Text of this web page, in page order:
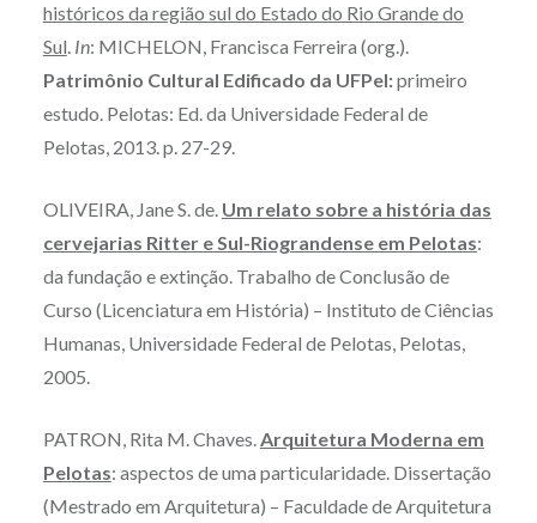
históricos da região sul do Estado do Rio Grande do
Sul. In: MICHELON, Francisca Ferreira (org.).
Patrimônio Cultural Edificado da UFPel:primeiro
estudo. Pelotas: Ed. da Universidade Federal de
Pelotas, 2013. p. 27-29.
OLIVEIRA, Jane S. de. Um relato sobre a história das
cervejarias Ritter e Sul-Riograndense em Pelotas:
da fundação e extinção. Trabalho de Conclusão de
Curso (Licenciatura em História) – Instituto de Ciências
Humanas, Universidade Federal de Pelotas, Pelotas,
2005.
PATRON, Rita M. Chaves.Arquitetura Moderna em
Pelotas: aspectos de uma particularidade. Dissertação
(Mestrado em Arquitetura) – Faculdade de Arquitetura